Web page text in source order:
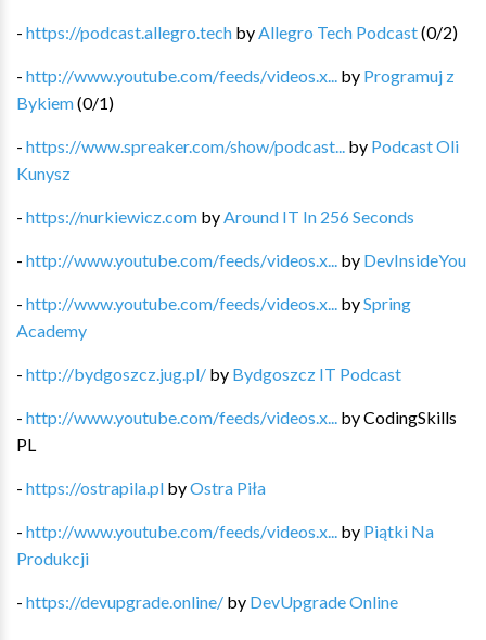
- https://podcast.allegro.tech by Allegro Tech Podcast(0/2)
- http://www.youtube.com/feeds/videos.x... by Programuj z
Bykiem(0/1)
- https://www.spreaker.com/show/podcast... by Podcast Oli
Kunysz
- https://nurkiewicz.com by Around IT In 256 Seconds
- http://www.youtube.com/feeds/videos.x... by DevInsideYou
- http://www.youtube.com/feeds/videos.x... bySpring
Academy
- http://bydgoszcz.jug.pl/ by Bydgoszcz IT Podcast
- http://www.youtube.com/feeds/videos.x... byCodingSkills
PL
- https://ostrapila.pl byOstra Piła
- http://www.youtube.com/feeds/videos.x... by Piątki Na
Produkcji
- https://devupgrade.online/ by DevUpgrade Online